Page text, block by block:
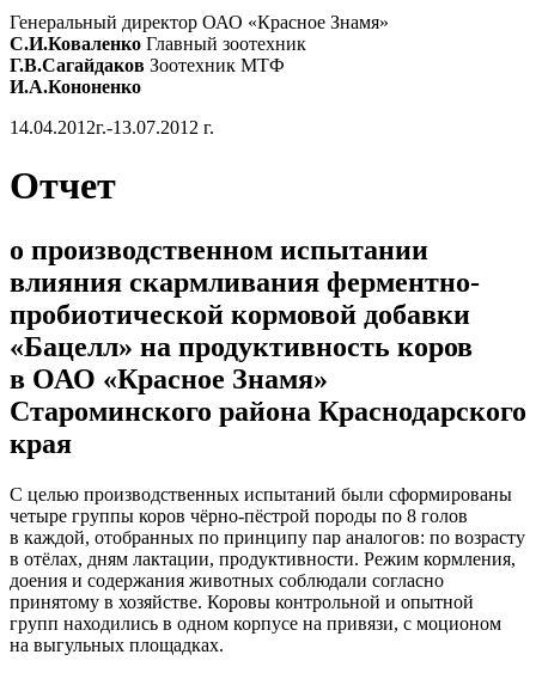
Генеральный директор ОАО «Красное Знамя»
С.И.Коваленко Главный зоотехник
Г.В.Сагайдаков Зоотехник МТФ
И.А.Кононенко
14.04.2012г.-13.07.2012 г.
Отчет
о производственном испытании
влияния скармливания ферментно-
пробиотической кормовой добавки
«Бацелл» на продуктивность коров
в ОАО «Красное Знамя»
Староминского района Краснодарского
края
С целью производственных испытаний были сформированы
четыре группы коров чёрно-пёстрой породы по 8 голов
в каждой, отобранных по принципу пар аналогов: по возрасту
в отёлах, дням лактации, продуктивности. Режим кормления,
доения и содержания животных соблюдали согласно
принятому в хозяйстве. Коровы контрольной и опытной
групп находились в одном корпусе на привязи, с моционом
на выгульных площадках.